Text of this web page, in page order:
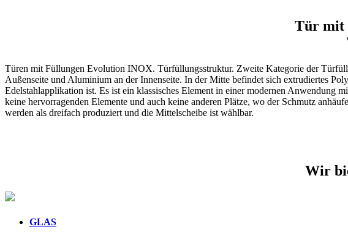
Tür mit
Türen mit Füllungen Evolution INOX. Türfüllungsstruktur. Zweite Kategorie der
Außenseite und Aluminium an der Innenseite. In der Mitte befindet sich extrudiertes
Edelstahlapplikation ist. Es ist ein klassisches Element in einer modernen
keine hervorragenden Elemente und auch keine anderen Plätze, wo der Schmutz
werden als dreifach produziert und die Mittelscheibe ist wählbar.
Wir
GLAS